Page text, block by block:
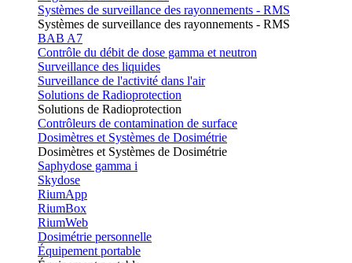
Systèmes de surveillance des rayonnements - RMS
Systèmes de surveillance des rayonnements - RMS
BAB A7
Contrôle du débit de dose gamma et neutron
Surveillance des liquides
Surveillance de l'activité dans l'air
Solutions de Radioprotection
Solutions de Radioprotection
Contrôleurs de contamination de surface
Dosimètres et Systèmes de Dosimétrie
Dosimètres et Systèmes de Dosimétrie
Saphydose gamma i
Skydose
RiumApp
RiumBox
RiumWeb
Dosimétrie personnelle
Équipement portable